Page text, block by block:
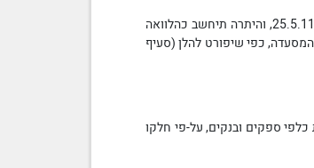
בסכום של 600,000 ₪. מתוך סכום זה, סכום של 550,000 ₪ יינתן עד ליום 25.5.11, והיתרה תיחשב כהלוואה
עבודתו כמנהל המסעדה, כפי שיפורט להלן (סעיף
כלפי ספקים ובנקים, על-פי חלקו